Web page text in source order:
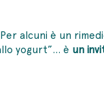
alcuni è un
yogurt”… è un